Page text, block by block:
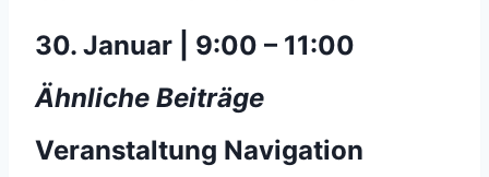
30. Januar | 9:00 – 11:00
Ähnliche Beiträge
Veranstaltung Navigation